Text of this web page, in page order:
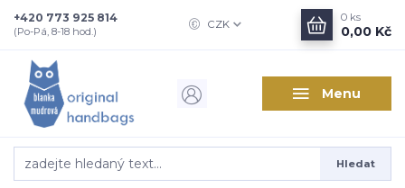
Menu
CZK
Hledat
+420 773 925 814
(Po-Pá, 8-18 hod.)
0 ks
0,00 Kč